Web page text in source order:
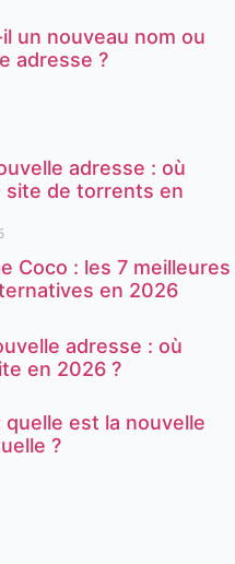
un nouveau nom ou
adresse ?
adresse : où
site de torrents en
Coco : les 7 meilleures
en 2026
adresse : où
en 2026 ?
quelle est la nouvelle
?